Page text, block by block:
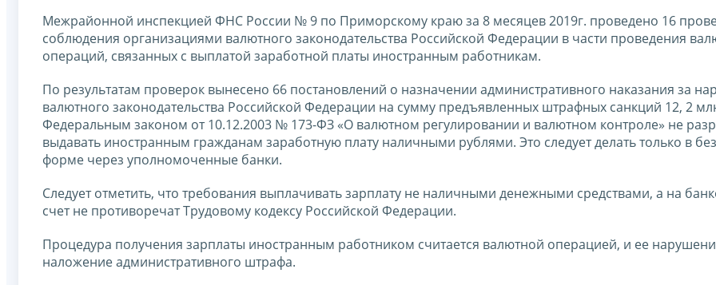
Межрайонной инспекцией ФНС России № 9 по Приморскому краю за 8 месяцев 2019г. проведено 16
соблюдения организациями валютного законодательства Российской Федерации в части проведения
операций, связанных с выплатой заработной платы иностранным работникам.
По результатам проверок вынесено 66 постановлений о назначении административного наказания за
валютного законодательства Российской Федерации на сумму предъявленных штрафных санкций 12, 2
Федеральным законом от 10.12.2003 № 173-ФЗ «О валютном регулировании и валютном контроле» не
выдавать иностранным гражданам заработную плату наличными рублями. Это следует делать только в
форме через уполномоченные банки.
Следует отметить, что требования выплачивать зарплату не наличными денежными средствами, а на
счет не противоречат Трудовому кодексу Российской Федерации.
Процедура получения зарплаты иностранным работником считается валютной операцией, и ее
наложение административного штрафа.